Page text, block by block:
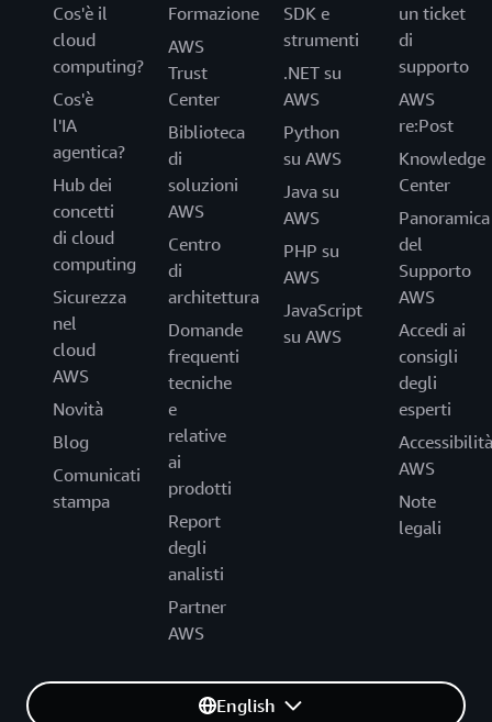
Cos'è il
cloud
computing?
Cos'è
l'IA
agentica?
Hub dei
concetti
di cloud
computing
Sicurezza
nel
cloud
AWS
Novità
Blog
Comunicati
stampa
Formazione
AWS
Trust
Center
Biblioteca
di
soluzioni
AWS
Centro
di
architettura
Domande
frequenti
tecniche
e
relative
ai
prodotti
Report
degli
analisti
Partner
AWS
SDK e
strumenti
.NET su
AWS
Python
su AWS
Java su
AWS
PHP su
AWS
JavaScript
su AWS
un ticket
di
supporto
AWS
re:Post
Knowledge
Center
Panoramica
del
Supporto
AWS
Accedi ai
consigli
degli
esperti
Accessibilità
AWS
Note
legali
English